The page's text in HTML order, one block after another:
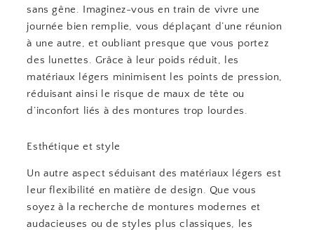
sans gêne. Imaginez-vous en train de vivre une
journée bien remplie, vous déplaçant d’une réunion
à une autre, et oubliant presque que vous portez
des lunettes. Grâce à leur poids réduit, les
matériaux légers minimisent les points de pression,
réduisant ainsi le risque de maux de tête ou
d’inconfort liés à des montures trop lourdes.
Esthétique et style
Un autre aspect séduisant des matériaux légers est
leur flexibilité en matière de design. Que vous
soyez à la recherche de montures modernes et
audacieuses ou de styles plus classiques, les